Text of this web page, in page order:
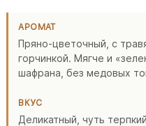
АРОМАТ
Пряно-цветочный, с
горчинкой. Мягче и
шафрана, без медовых
ВКУС
Деликатный, чуть